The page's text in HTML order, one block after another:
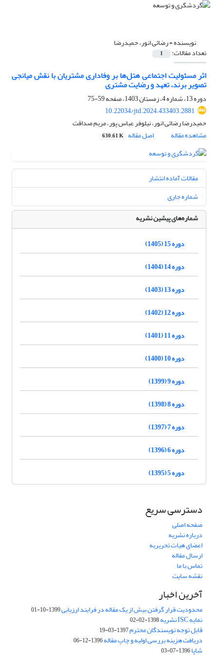
نویسنده =رضائی انور، حمیدرضا
تعداد مقالات: 1
اثر مسئولیت اجتماعی هتل‏‌ها بر وفاداری مشتریان با نقش میانجی
تصویر برند، تعهد و رضایت مشتری
دوره 13، شماره 4، زمستان 1403، صفحه
59-75
10.22034/jtd.2024.433403.2881
حمیدرضا رضائی انور، نیلوفر عباس پور، مریم صداقت
مشاهده مقاله
اصل مقاله 630.61 K
مقالات آماده انتشار
شماره جاری
شماره‌های پیشین نشریه
دوره 15 (1405)
دوره 14 (1404)
دوره 13 (1403)
دوره 12 (1402)
دوره 11 (1401)
دوره 10 (1400)
دوره 9 (1399)
دوره 8 (1398)
دوره 7 (1397)
دوره 6 (1396)
دوره 5 (1395)
دسترسی سریع
صفحه اصلی
درباره نشریه
اعضای هیات تحریریه
ارسال مقاله
تماس با ما
نقشه سایت
آخرین اخبار
محدودیت قرار گرفتن بیش از یک مقاله در فرایند ارزیابی1399-10-01
نمایه ISC نشریه 1398-02-02
قابل توجه نویسندگان محترم1397-03-19
دریافت هزینه بررسی اولیه و چاپ مقاله1396-12-06
شاپا1396-07-03